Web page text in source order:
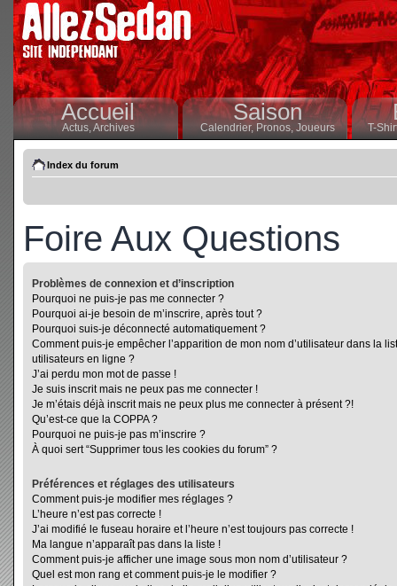
Accueil
Actus,Archives
Saison
Calendrier,Pronos, Joueurs T-
Index du forum
Foire Aux Questions
Problèmes de connexion et d’inscription
Pourquoi ne puis-je pas me connecter ?
Pourquoi ai-je besoin de m’inscrire, après tout ?
Pourquoi suis-je déconnecté automatiquement ?
Comment puis-je empêcher l’apparition de mon nom d’utilisateur dans la
utilisateurs en ligne ?
J’ai perdu mon mot de passe !
Je suis inscrit mais ne peux pas me connecter !
Je m’étais déjà inscrit mais ne peux plus me connecter à présent ?!
Qu’est-ce que la COPPA ?
Pourquoi ne puis-je pas m’inscrire ?
À quoi sert “Supprimer tous les cookies du forum” ?
Préférences et réglages des utilisateurs
Comment puis-je modifier mes réglages ?
L’heure n’est pas correcte !
J’ai modifié le fuseau horaire et l’heure n’est toujours pas correcte !
Ma langue n’apparaît pas dans la liste !
Comment puis-je afficher une image sous mon nom d’utilisateur ?
Quel est mon rang et comment puis-je le modifier ?